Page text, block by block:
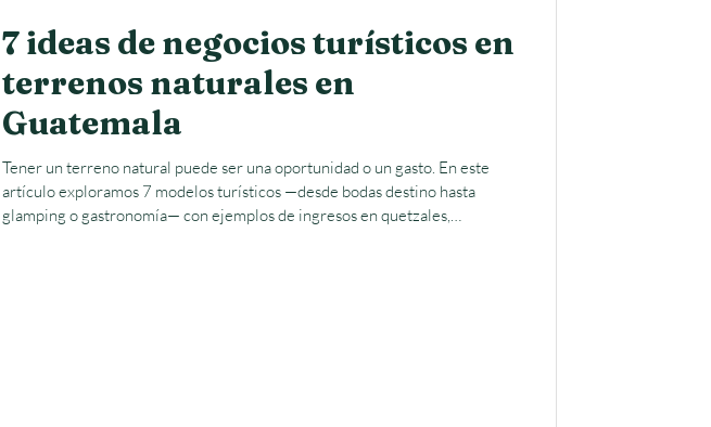
7 ideas de negocios turísticos en
terrenos naturales en
Guatemala
Tener un terreno natural puede ser una oportunidad o un gasto. En este
artículo exploramos 7 modelos turísticos —desde bodas destino hasta
glamping o gastronomía— con ejemplos de ingresos en quetzales,